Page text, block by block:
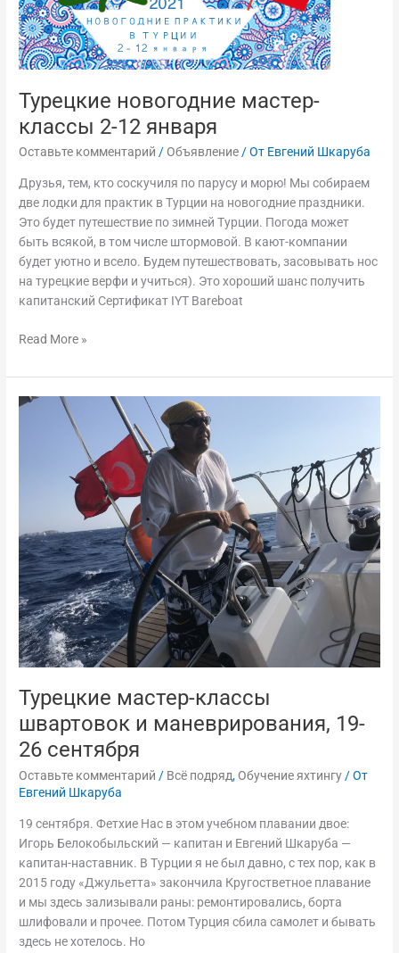
Турецкие новогодние мастер-
классы 2-12 января
Оставьте комментарий / Объявление/ От Евгений Шкаруба
Друзья, тем, кто соскучиля по парусу и морю! Мы собираем
две лодки для практик в Турции на новогодние праздники.
Это будет путешествие по зимней Турции. Погода может
быть всякой, в том числе штормовой. В кают-компании
будет уютно и всело. Будем путешествовать, засовывать нос
на турецкие верфи и учиться). Это хороший шанс получить
капитанский Сертификат IYT Bareboat
Read More »
Турецкие мастер-классы
швартовок и маневрирования, 19-
26 сентября
Оставьте комментарий / Всё подряд, Обучение яхтингу/ От
Евгений Шкаруба
19 сентября. Фетхие Нас в этом учебном плавании двое:
Игорь Белокобыльский — капитан и Евгений Шкаруба —
капитан-наставник. В Турции я не был давно, с тех пор, как в
2015 году «Джульетта» закончила Кругостветное плавание
и мы здесь зализывали раны: ремонтировались, борта
шлифовали и прочее. Потом Турция сбила самолет и бывать
здесь не хотелось. Но
Турецкие
маневрирования,
26
сентября